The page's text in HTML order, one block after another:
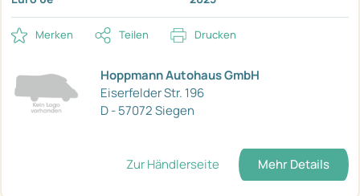
Merken Teilen Drucken
Hoppmann Autohaus GmbH
Eiserfelder Str. 196
D - 57072 Siegen
Zur Händlerseite Mehr Details